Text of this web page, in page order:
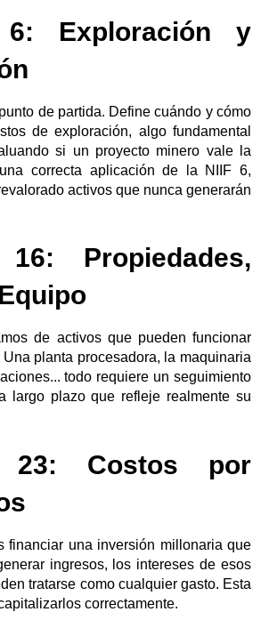
6: Exploración y
de partida. Define cuándo y cómo
de exploración, algo fundamental
si un proyecto minero vale la
correcta aplicación de la NIIF 6,
activos que nunca generarán
Propiedades,
de activos que pueden funcionar
planta procesadora, la maquinaria
todo requiere un seguimiento
largo plazo que refleje realmente su
23: Costos por
financiar una inversión millonaria que
ingresos, los intereses de esos
tratarse como cualquier gasto. Esta
correctamente.